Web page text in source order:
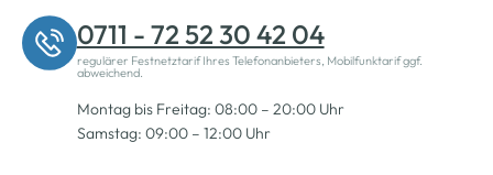
0711 - 72 52 30 42 04
regulärer Festnetztarif Ihres Telefonanbieters, Mobilfunktarif ggf.
abweichend.
Montag bis Freitag: 08:00 – 20:00 Uhr
Samstag: 09:00 – 12:00 Uhr